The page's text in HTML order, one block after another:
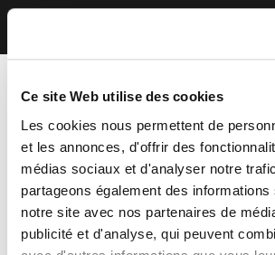
Ce site Web utilise des cookies
Les cookies nous permettent de
et les annonces, d'offrir des
médias sociaux et d'analyser notre
partageons également des
notre site avec nos partenaires de
publicité et d'analyse, qui peuvent